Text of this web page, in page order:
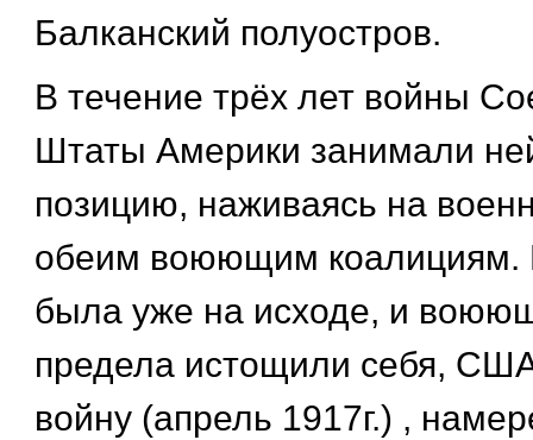
Балканский полуостров.
В течение трёх лет войны
Штаты Америки занимали
позицию, наживаясь на
обеим воюющим коалициям.
была уже на исходе, и
предела истощили себя,
войну (апрель 1917г.) ,